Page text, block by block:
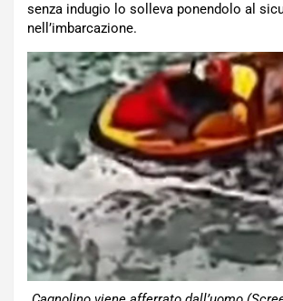
senza indugio lo solleva ponendolo al
nell’imbarcazione.